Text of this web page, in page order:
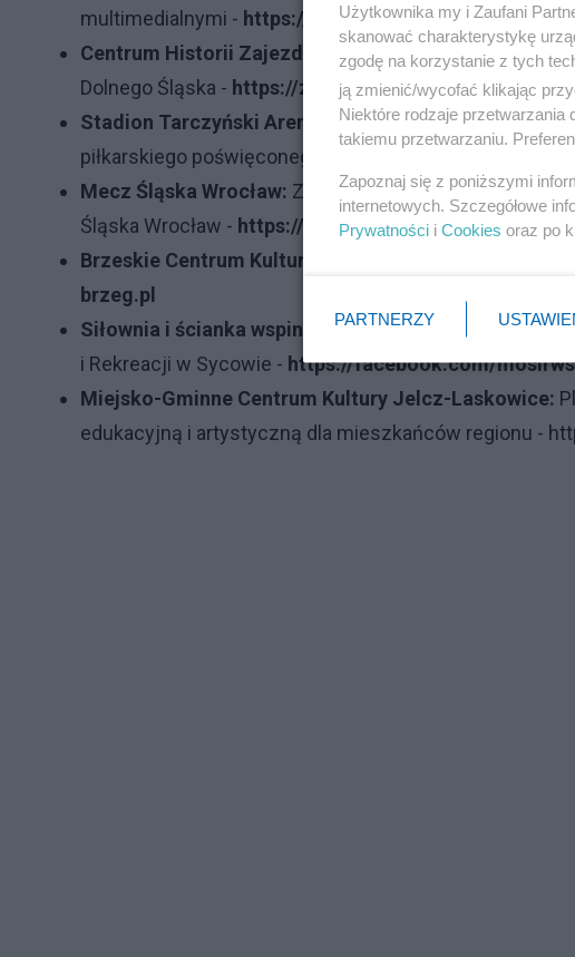
multimedialnymi - https://hydropolis.pl
Centrum Historii Zajezdnia:
Nowoczesne muzeum
Dolnego Śląska - https://zajezdnia.org
Stadion Tarczyński Arena i Muzeum Śląska Wrocław:
piłkarskiego poświęconego historii klubu Śląsk Wrocław
Mecz Śląska Wrocław: Zniżka obowiązuje na bilety do
Śląska Wrocław - https://bilety.slaskwroclaw.pl
Brzeskie Centrum Kultury:
brzeg.pl
Siłownia i ścianka wspinaczkowa w Sycowie:
Obiekty
i Rekreacji w Sycowie - https://facebook.com/
Miejsko-Gminne Centrum Kultury Jelcz-Laskowice:
edukacyjną i artystyczną dla mieszkańców regionu -
Użytkownika my i Zaufani
skanować charakterystykę
zgodę na korzystanie z tych
ją zmienić/wycofać klikając
Niektóre rodzaje
takiemu przetwarzaniu.
Zapoznaj się z poniższymi
internetowych. Szczegółowe
Prywatności i Cookies oraz po
PARTNERZY